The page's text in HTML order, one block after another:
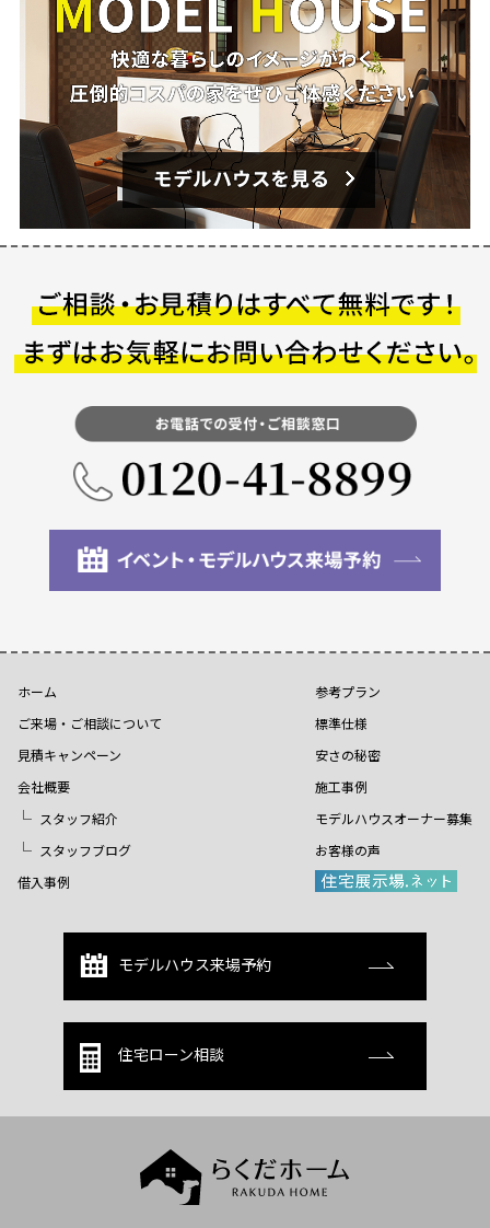
ホーム
ご来場・ご相談について
見積キャンペーン
会社概要
スタッフ紹介
スタッフブログ
借入事例
参考プラン
標準仕様
安さの秘密
施工事例
モデルハウスオーナー募集
お客様の声
モデルハウス来場予約
住宅ローン相談